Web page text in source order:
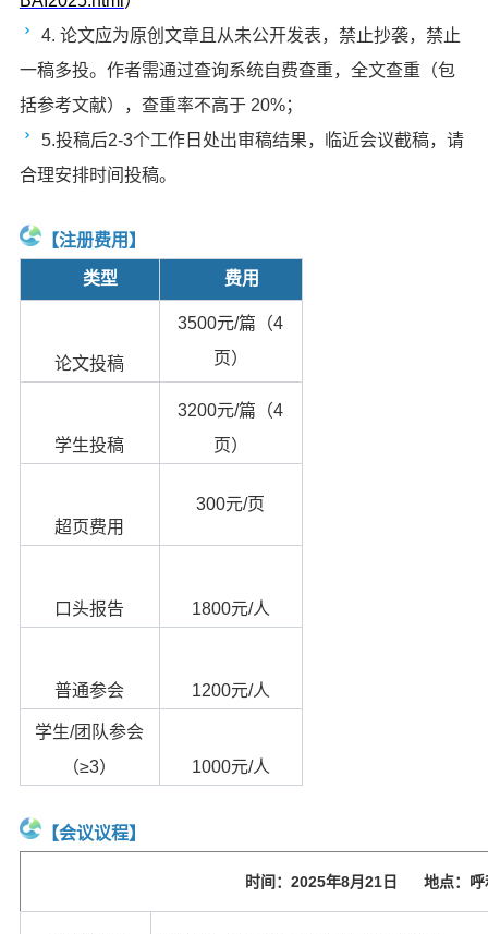
4. 论文应为原创文章且从未公开发表，禁止抄袭，禁止
一稿多投。作者需通过查询系统自费查重，全文查重（包
括参考文献），查重率不高于 20%；
5.投稿后2-3个工作日处出审稿结果，临近会议截稿，请
合理安排时间投稿。
【注册费用】
类型 费用
论文投稿
3500元/篇（4
页）
学生投稿
3200元/篇（4
页）
超页费用
300元/页
口头报告 1800元/人
普通参会 1200元/人
学生/团队参会
（≥3）
1000元/人
【会议议程】
时间： 2025年8月21日 地点：呼